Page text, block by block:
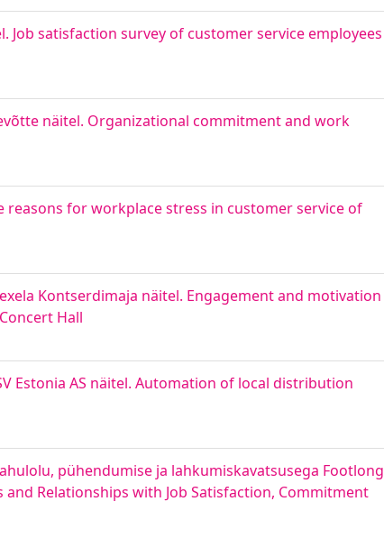
satisfaction survey of customer service employees
näitel. Organizational commitment and work
reasons for workplace stress in customer service of
Kontserdimaja näitel. Engagement and motivation
Hall
Estonia AS näitel. Automation of local distribution
pühendumise ja lahkumiskavatsusega Footlong
and Relationships with Job Satisfaction, Commitment